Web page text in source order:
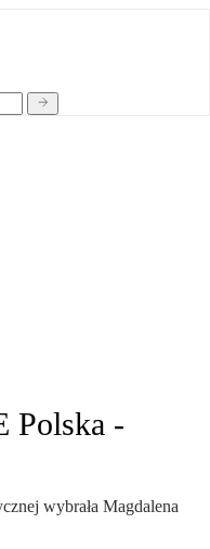
Polska -
wybrała Magdalena